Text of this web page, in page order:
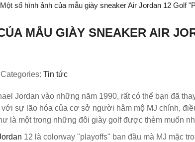
Một số hình ảnh của mẫu giày sneaker Air Jordan 12 Golf
MẪU GIÀY SNEAKER AIR
Categories: Tin tức
Jordan vào những năm 1990, rất có thể bạn đã
sự lão hóa của cơ sở người hâm mộ MJ chính,
là một trong những đôi giày golf được thèm muốn
12 là colorway "playoffs" ban đầu mà MJ mặc